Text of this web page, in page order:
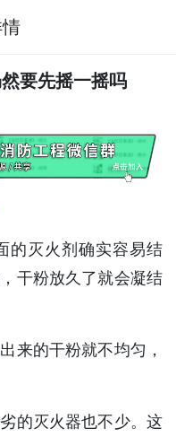
要先摇一摇吗
灭火剂确实容易结
干粉放久了就会凝结
的干粉就不均匀，
灭火器也不少。这